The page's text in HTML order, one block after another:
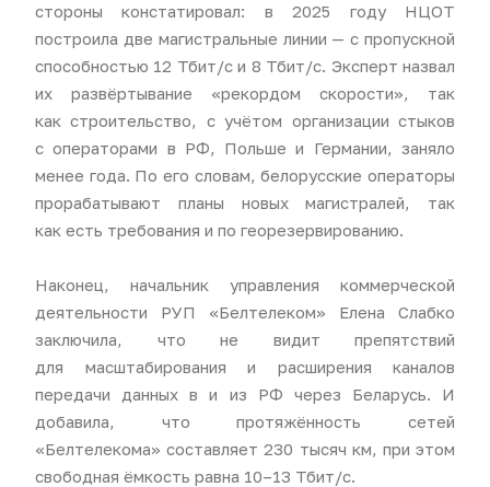
стороны констатировал: в 2025 году НЦОТ
построила две магистральные линии — с пропускной
способностью 12 Тбит/с и 8 Тбит/с. Эксперт назвал
их развёртывание «рекордом скорости», так
как строительство, с учётом организации стыков
с операторами в РФ, Польше и Германии, заняло
менее года. По его словам, белорусские операторы
прорабатывают планы новых магистралей, так
как есть требования и по георезервированию.
Наконец, начальник управления коммерческой
деятельности РУП «Белтелеком» Елена Слабко
заключила, что не видит препятствий
для масштабирования и расширения каналов
передачи данных в и из РФ через Беларусь. И
добавила, что протяжённость сетей
«Белтелекома» составляет 230 тысяч км, при этом
свободная ёмкость равна 10–13 Тбит/с.